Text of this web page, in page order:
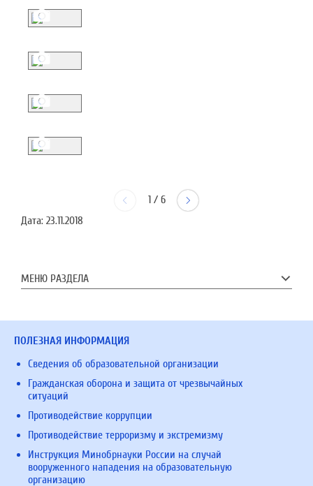
1/ 6
Дата: 23.11.2018
МЕНЮ РАЗДЕЛА
ПОЛЕЗНАЯ ИНФОРМАЦИЯ
Сведения об образовательной организации
Гражданская оборона и защита от чрезвычайных
ситуаций
Противодействие коррупции
Противодействие терроризму и экстремизму
Инструкция Минобрнауки России на случай
вооруженного нападения на образовательную
организацию